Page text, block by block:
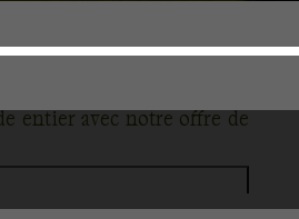
entier avec notre offre de
paysages.